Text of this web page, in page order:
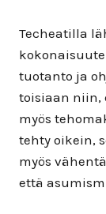
Techeatilla
tuotanto ja
toisiaan niin,
myös
tehty oikein,
myös
että